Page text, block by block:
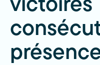
victoires